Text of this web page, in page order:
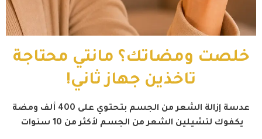
خلصت ومضاتك؟ مانتي محتاجة
تاخذين جهاز ثاني!
عدسة إزالة الشعر من الجسم بتحتوي على 400 ألف ومضة
يكفوك لتشيلين الشعر من الجسم لأكثر من 10 سنوات